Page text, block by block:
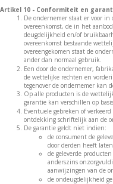
Artikel 10 - Conformiteit en
De ondernemer staat er voor
overeenkomst, de in het
deugdelijkheid en/of
overeenkomst bestaande
overeengekomen staat de
ander dan normaal gebruik.
Een door de ondernemer,
de wettelijke rechten en
tegenover de ondernemer kan
Op alle producten is de
garantie kan verschillen op
Eventuele gebreken of
ontdekking schriftelijk aan de
De garantie geldt niet indien:
de consument de
door derden heeft
de geleverde
anderszins
aanwijzingen van de
de ondeugdelijkheid